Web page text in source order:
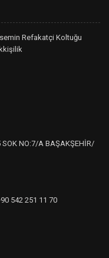
Refakatçi Koltuğu
NO:7/A BAŞAKŞEHİR/
542 251 11 70